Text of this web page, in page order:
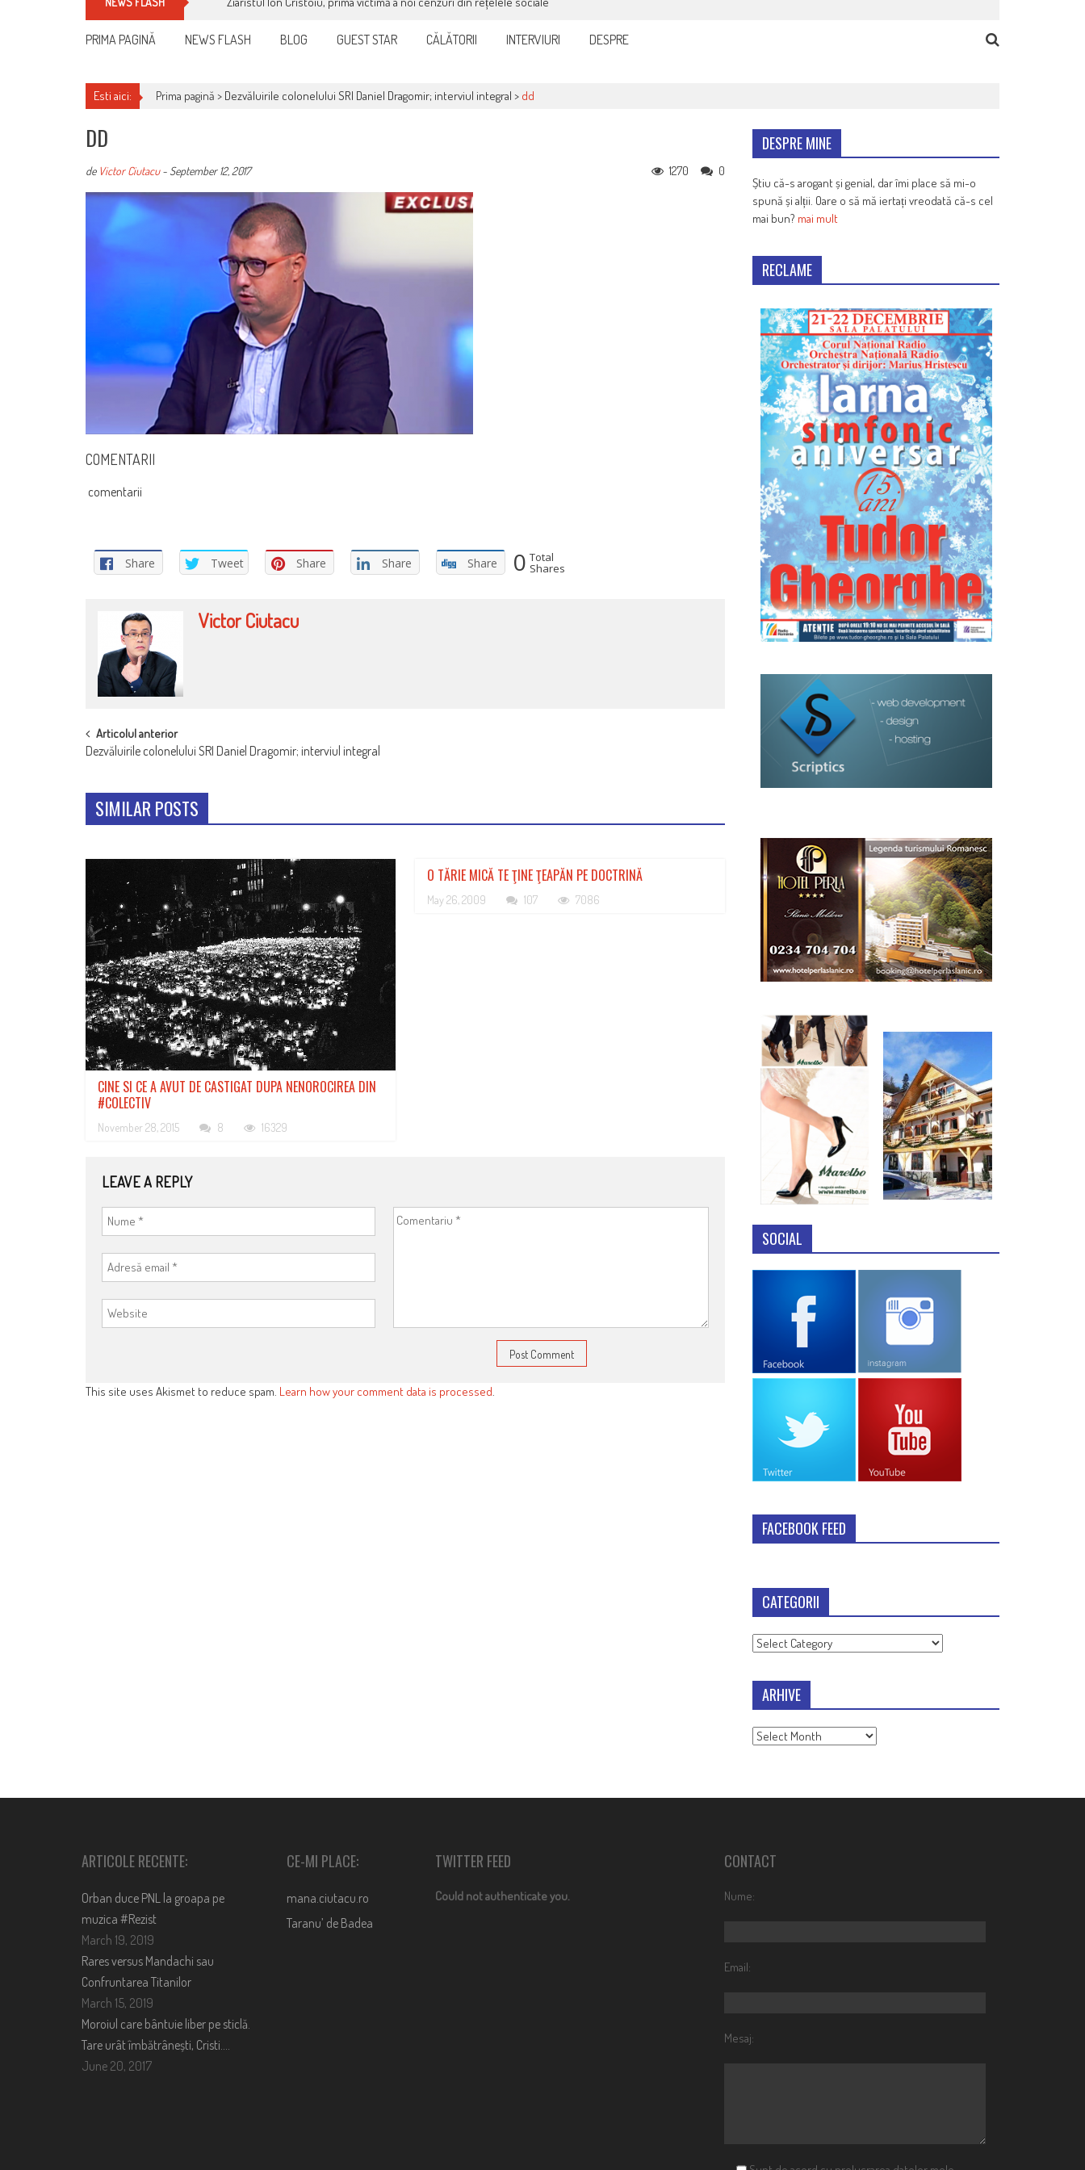
PRIMA PAGINĂ NEWS FLASH BLOG GUEST STAR CĂLĂTORII INTERVIURI DESPRE
Esti aici: Prima pagină > Dezvăluirile colonelului SRI Daniel Dragomir; interviul integral > dd
DD
de Victor Ciutacu- September 12, 2017 0
1270
COMENTARII
comentarii
Share Tweet Share Share Share 0 Total
Shares
Victor Ciutacu
POST
NAVIGATION
Articolul anterior
Dezvăluirile colonelului SRI Daniel Dragomir; interviul integral
SIMILAR POSTS
CINE SI CE A AVUT DE CASTIGAT DUPA NENOROCIREA DIN
#COLECTIV
November 28, 2015 8 16329
O TĂRIE MICĂ TE ŢINE ŢEAPĂN PE DOCTRINĂ
May 26, 2009 107 7086
LEAVE A REPLY
This site uses Akismet to reduce spam. Learn how your comment data is processed
DESPRE MINE
Știu că-s arogant și genial, dar îmi place să mi-o
spună și alții. Oare o să mă iertați vreodată că-s cel
mai bun? mai mult
RECLAME
SOCIAL
FACEBOOK FEED
CATEGORII
Categorii
ARHIVE
Arhive
ARTICOLE RECENTE:
Orban duce PNL la groapa pe
muzica #Rezist
March 19, 2019
Rares versus Mandachi sau
Confruntarea Titanilor
March 15, 2019
Moroiul care bântuie liber pe sticlă.
Tare urât îmbătrânești, Cristi….
June 20, 2017
CE-MI PLACE:
mana.ciutacu.ro
Taranu’ de Badea
TWITTER FEED
Could not authenticate you.
CONTACT
Nume:
Email:
Mesaj: